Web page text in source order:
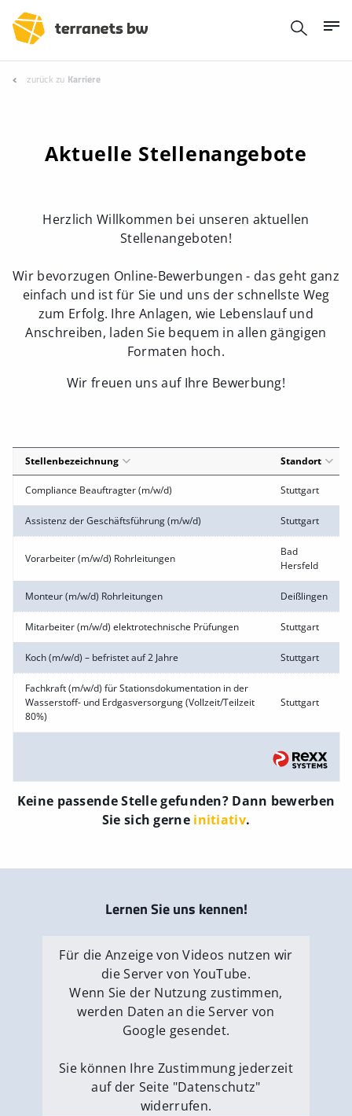
zurück zu Karriere
Aktuelle Stellenangebote
Herzlich Willkommen bei unseren aktuellen
Stellenangeboten!
Wir bevorzugen Online-Bewerbungen - das geht ganz
einfach und ist für Sie und uns der schnellste Weg
zum Erfolg. Ihre Anlagen, wie Lebenslauf und
Anschreiben, laden Sie bequem in allen gängigen
Formaten hoch.
Wir freuen uns auf Ihre Bewerbung!
Stellenbezeichnung Standort
Compliance Beauftragter (m/w/d) Stuttgart
Assistenz der Geschäftsführung (m/w/d) Stuttgart
Vorarbeiter (m/w/d) Rohrleitungen
Bad
Hersfeld
Monteur (m/w/d) Rohrleitungen Deißlingen
Mitarbeiter (m/w/d) elektrotechnische Prüfungen Stuttgart
Koch (m/w/d) – befristet auf 2 Jahre Stuttgart
Fachkraft (m/w/d) für Stationsdokumentation in der
Wasserstoff- und Erdgasversorgung (Vollzeit/Teilzeit
80%)
Stuttgart
Keine passende Stelle gefunden? Dann bewerben
Sie sich gerne initiativ.
Lernen Sie uns kennen!
Für die Anzeige von Videos nutzen wir
die Server von YouTube.
Wenn Sie der Nutzung zustimmen,
werden Daten an die Server von
Google gesendet.
Sie können Ihre Zustimmung jederzeit
auf der Seite "Datenschutz"
widerrufen.